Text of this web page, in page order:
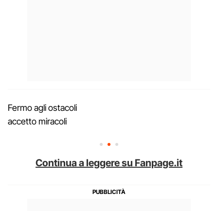
Fermo agli ostacoli
accetto miracoli
Continua a leggere su Fanpage.it